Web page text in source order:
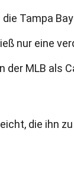
Tampa
nur eine
der MLB als
die ihn